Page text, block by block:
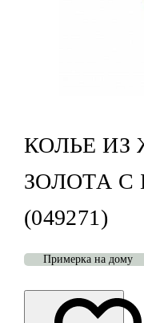
КОЛЬЕ ИЗ
ЗОЛОТА
(049271)
Примерка на дому